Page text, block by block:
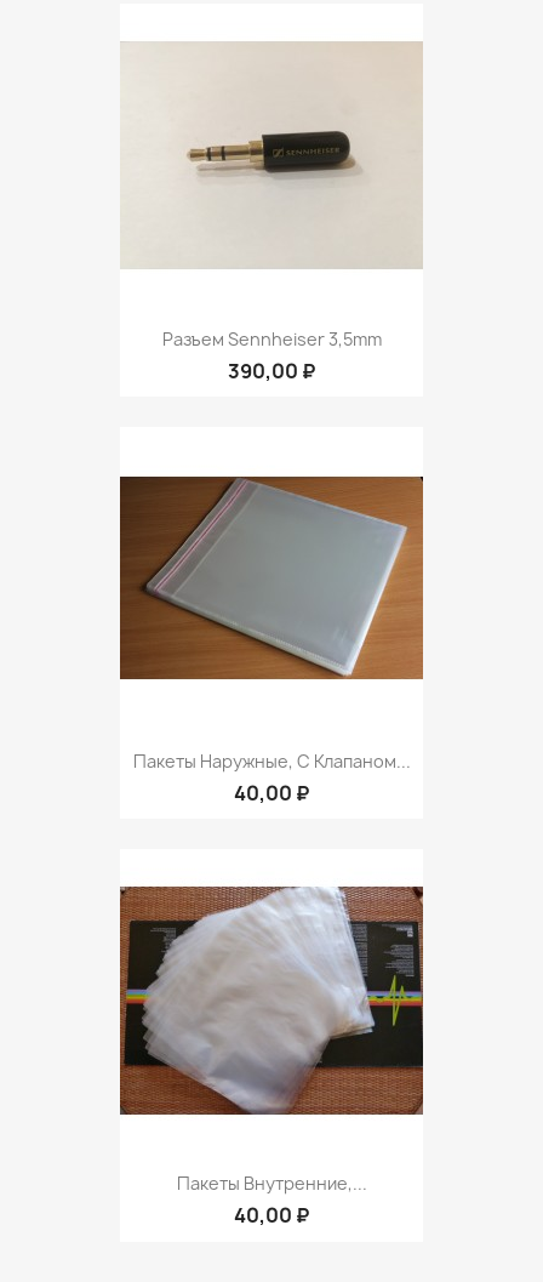
Разъем Sennheiser 3,5mm
390,00 ₽
Пакеты Наружные, С Клапаном...
40,00 ₽
Пакеты Внутренние,...
40,00 ₽